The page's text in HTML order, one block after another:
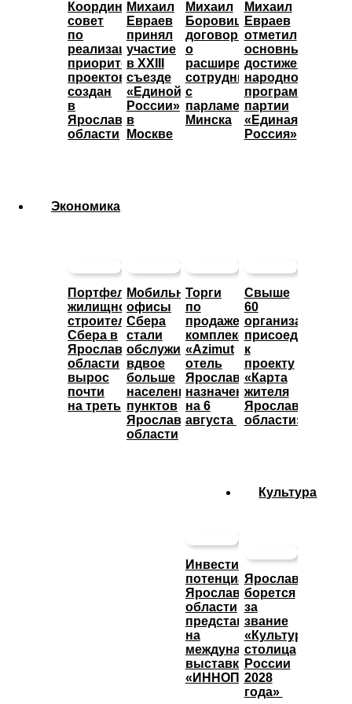
Координационный
совет
по
реализации
приоритетных
проектов
создан
в
Ярославской
области
Михаил
Евраев
принял
участие
в XXIII
съезде
«Единой
России»
в
Москве
Михаил
Боровицкий
договорился
о
расширении
сотрудничества
с
парламентом
Минска
Михаил
Евраев
отметил
основные
достижения
народной
программы
партии
«Единая
Россия»
Экономика
Портфель
жилищного
строительства
Сбера в
Ярославской
области
вырос
почти
на треть
Мобильные
офисы
Сбера
стали
обслуживать
вдвое
больше
населенных
пунктов
Ярославской
области
Торги
по
продаже
комплекса
«Azimut
отель
Ярославль»
назначены
на 6
августа
Свыше
60
организаций
присоединились
к
проекту
«Карта
жителя
Ярославской
области»
Инвестиционный
потенциал
Ярославской
области
представят
на
международной
выставке
«ИННОПРОМ»
Культура
Ярославль
борется
за
звание
«Культурная
столица
России
2028
года»